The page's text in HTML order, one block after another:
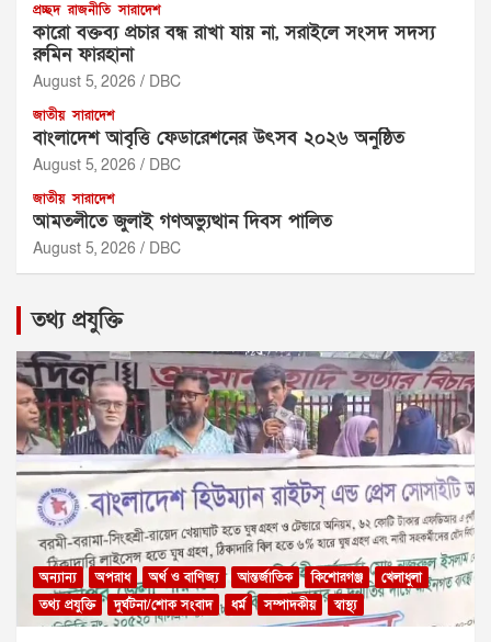
প্রচ্ছদ রাজনীতি সারাদেশ
‎কারো বক্তব্য প্রচার বন্ধ রাখা যায় না, সরাইলে সংসদ সদস্য
রুমিন ফারহানা ‎ ‎
August 5, 2026 DBC
জাতীয় সারাদেশ
বাংলাদেশ আবৃত্তি ফেডারেশনের উৎসব ২০২৬ অনুষ্ঠিত
August 5, 2026 DBC
জাতীয় সারাদেশ
আমতলীতে জুলাই গণঅভ্যুত্থান দিবস পালিত
August 5, 2026 DBC
তথ্য প্রযুক্তি
অন্যান্য অপরাধ অর্থ ও বাণিজ্য আন্তর্জাতিক কিশোরগঞ্জ
খেলাধুলা
তথ্য প্রযুক্তি
দুর্ঘটনা/শোক সংবাদ ধর্ম সম্পাদকীয় স্বাস্থ্য